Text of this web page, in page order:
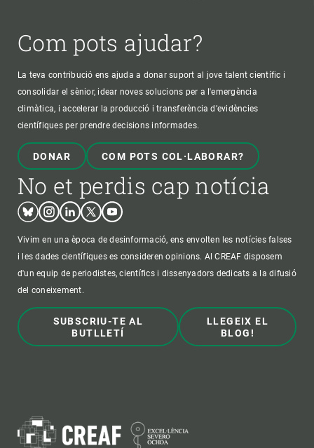
Com pots ajudar?
La teva contribució ens ajuda a donar suport al jove talent científic i
consolidar el sènior, idear noves solucions per a l'emergència
climàtica, i accelerar la producció i transferència d’evidències
científiques per prendre decisions informades.
DONAR COM POTS COL·LABORAR?
No et perdis cap notícia
BlueskyInstagram
LinkedinTwitterYoutube
Vivim en una època de desinformació, ens envolten les notícies falses
i les dades científiques es consideren opinions. Al CREAF disposem
d'un equip de periodistes, científics i dissenyadors dedicats a la difusió
del coneixement.
SUBSCRIU-TE AL
BUTLLETÍ
LLEGEIX EL
BLOG!